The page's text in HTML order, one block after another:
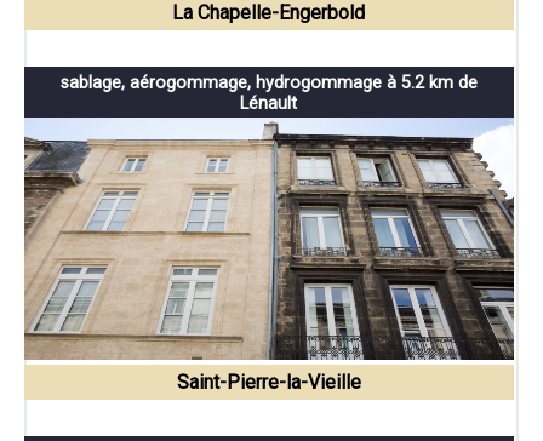
La Chapelle-Engerbold
sablage, aérogommage, hydrogommage à 5.2 km de
Lénault
Saint-Pierre-la-Vieille